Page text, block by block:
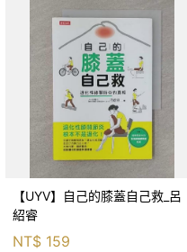
【UYV】自己的膝蓋自己救_呂
紹睿
NT$ 159